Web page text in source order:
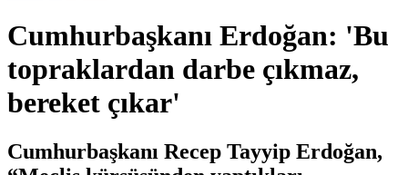
Cumhurbaşkanı Erdoğan: 'Bu
topraklardan darbe çıkmaz,
bereket çıkar'
Cumhurbaşkanı Recep Tayyip Erdoğan,